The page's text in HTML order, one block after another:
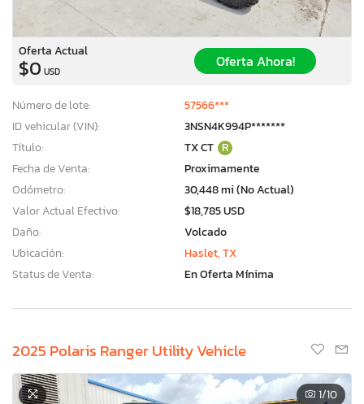
Oferta Actual
$0 USD
Oferta Ahora!
Número de lote:
57566***
ID vehicular (VIN):
3NSN4K994P*******
Título:
TX CT R
Fecha de Venta:
Proximamente
Odómetro:
30,448 mi (No Actual)
Valor Actual Efectivo:
$18,785 USD
Daño:
Volcado
Ubicación:
Haslet, TX
Status de Venta:
En Oferta Mínima
2025 Polaris Ranger Utility Vehicle
1/10